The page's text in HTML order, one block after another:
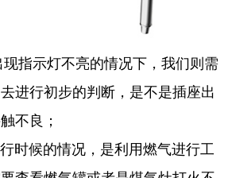
指示灯不亮的情况下，我们则需
进行初步的判断，是不是插座出
不良；
时候的情况，是利用燃气进行工